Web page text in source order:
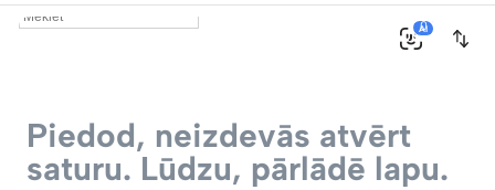
0
AI
Piedod, neizdevās atvērt
saturu. Lūdzu, pārlādē lapu.